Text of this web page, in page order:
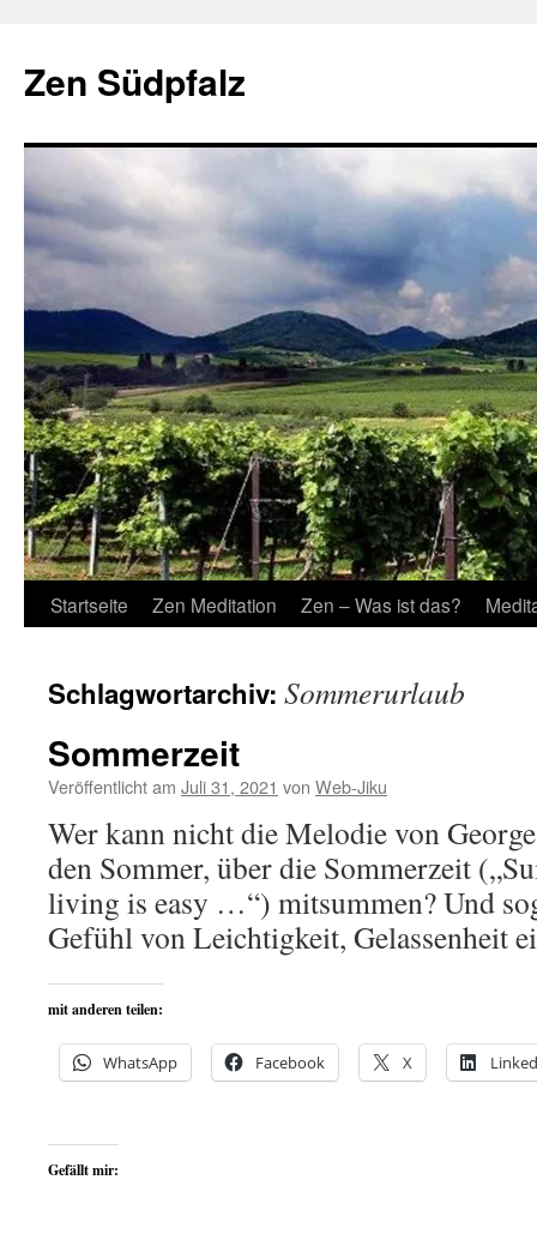
springen
Zen Südpfalz
Startseite Zen Meditation Zen – Was ist das?
Schlagwortarchiv: Sommerurlaub
Sommerzeit
Veröffentlicht am Juli 31, 2021 von Web-Jiku
Wer kann nicht die Melodie von
den Sommer, über die Sommerzeit
living is easy …“) mitsummen? Und
Gefühl von Leichtigkeit, Gelassenheit
mit anderen teilen:
WhatsApp Facebook X
Gefällt mir: